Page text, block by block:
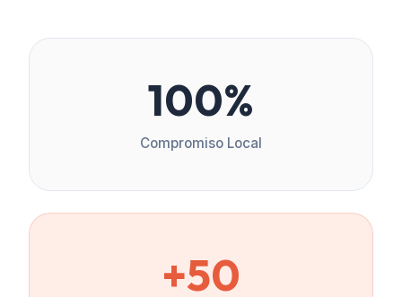
100%
Compromiso Local
+50